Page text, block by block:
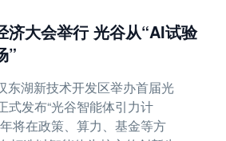
济大会举行 光谷从“AI试验
”
东湖新技术开发区举办首届光
式发布“光谷智能体引力计
将在政策、算力、基金等方